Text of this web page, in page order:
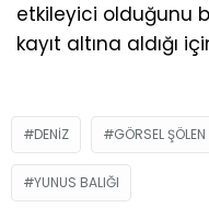
etkileyici olduğunu
kayıt altına aldığı
DENIZ GÖRSEL ŞÖLEN
YUNUS BALIĞI